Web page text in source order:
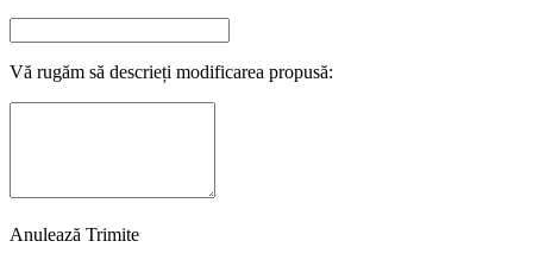
Vă rugăm să descrieți modificarea propusă:
Anulează Trimite